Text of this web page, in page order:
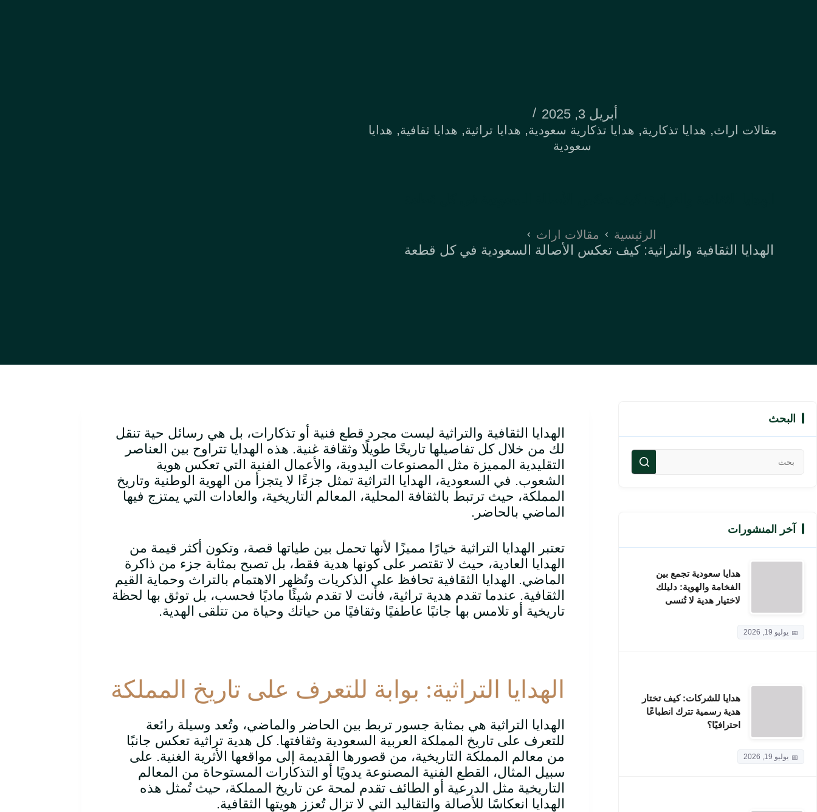
أبريل 3, 2025
مقالات اراث, هدايا تذكارية, هدايا تذكارية سعودية, هدايا تراثية, هدايا ثقافية, هدايا
سعودية
الرئيسية مقالات اراث
الهدايا الثقافية والتراثية: كيف تعكس الأصالة السعودية في كل قطعة
الهدايا الثقافية والتراثية ليست مجرد قطع فنية أو تذكارات، بل هي رسائل حية تنقل
لك من خلال كل تفاصيلها تاريخًا طويلًا وثقافة غنية. هذه الهدايا تتراوح بين العناصر
التقليدية المميزة مثل المصنوعات اليدوية، والأعمال الفنية التي تعكس هوية
الشعوب. في السعودية، الهدايا التراثية تمثل جزءًا لا يتجزأ من الهوية الوطنية وتاريخ
المملكة، حيث ترتبط بالثقافة المحلية، المعالم التاريخية، والعادات التي يمتزج فيها
الماضي بالحاضر .
تعتبر الهدايا التراثية خيارًا مميزًا لأنها تحمل بين طياتها قصة، وتكون أكثر قيمة من
الهدايا العادية، حيث لا تقتصر على كونها هدية فقط، بل تصبح بمثابة جزء من ذاكرة
الماضي. الهدايا الثقافية تحافظ على الذكريات وتُظهر الاهتمام بالتراث وحماية القيم
الثقافية. عندما تقدم هدية تراثية، فأنت لا تقدم شيئًا ماديًا فحسب، بل توثق بها لحظة
تاريخية أو تلامس بها جانبًا عاطفيًا وثقافيًا من حياتك وحياة من تتلقى الهدية.
الهدايا التراثية: بوابة للتعرف على تاريخ المملكة
الهدايا التراثية هي بمثابة جسور تربط بين الحاضر والماضي، وتُعد وسيلة رائعة
للتعرف على تاريخ المملكة العربية السعودية وثقافتها. كل هدية تراثية تعكس جانبًا
من معالم المملكة التاريخية، من قصورها القديمة إلى مواقعها الأثرية الغنية. على
سبيل المثال، القطع الفنية المصنوعة يدويًا أو التذكارات المستوحاة من المعالم
التاريخية مثل الدرعية أو الطائف تقدم لمحة عن تاريخ المملكة، حيث تُمثل هذه
الهدايا انعكاسًا للأصالة والتقاليد التي لا تزال تُعزز هويتها الثقافية.
البحث
آخر المنشورات
هدايا سعودية تجمع بين
الفخامة والهوية: دليلك
لاختيار هدية لا تُنسى
يوليو 19, 2026
هدايا للشركات: كيف تختار
هدية رسمية تترك انطباعًا
احترافيًا؟
يوليو 19, 2026